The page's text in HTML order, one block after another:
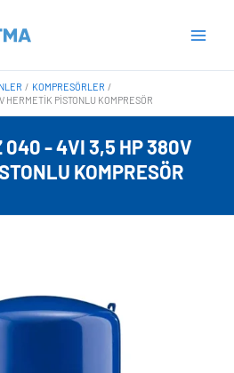
KOMPRESÖRLER
HERMETIK PISTONLU KOMPRESÖR
040 - 4VI 3,5 HP 380V
KOMPRESÖR